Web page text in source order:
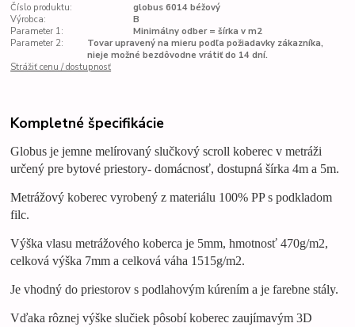
Číslo produktu:
globus 6014 béžový
Výrobca:
B
Parameter 1:
Minimálny odber = šírka v m2
Parameter 2:
Tovar upravený na mieru podľa požiadavky zákazníka,
nieje možné bezdôvodne vrátiť do 14 dní.
Strážiť cenu / dostupnosť
Kompletné špecifikácie
Globus je jemne melírovanýslučkový scrollkoberec v metráži
určený pre bytové priestory- domácnosť, dostupná šírka 4m a 5m.
Metrážový koberec vyrobený z materiálu 100% PP s podkladom
filc.
Výška vlasu metrážovéhokoberca je 5mm, hmotnosť 470g/m2,
celková výška 7mm a celková váha 1515g/m2.
Je vhodný do priestorov s podlahovým kúrením a je farebne stály.
Vďaka rôznej výške slučiek pôsobí koberec zaujímavým 3D